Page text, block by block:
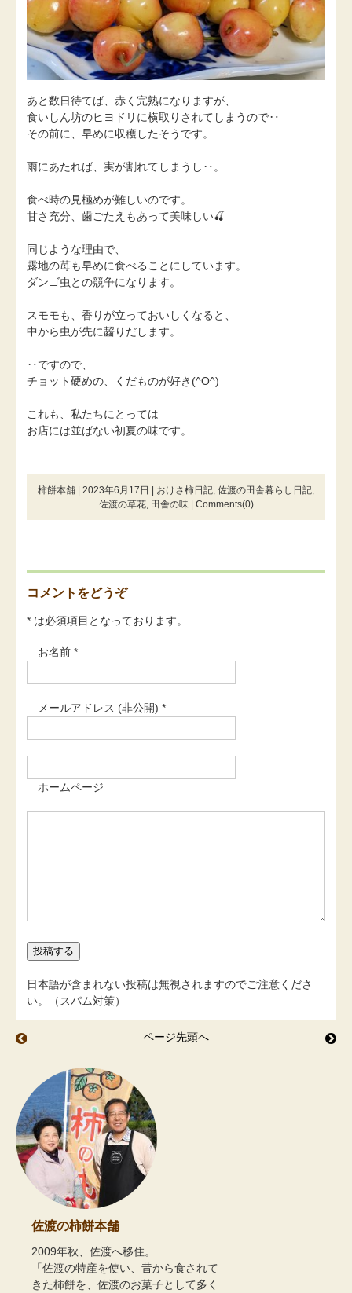
あと数日待てば、赤く完熟になりますが、
食いしん坊のヒヨドリに横取りされてしまうので‥
その前に、早めに収穫したそうです。
雨にあたれば、実が割れてしまうし‥。
食べ時の見極めが難しいのです。
甘さ充分、歯ごたえもあって美味しい🍒
同じような理由で、
露地の苺も早めに食べることにしています。
ダンゴ虫との競争になります。
スモモも、香りが立っておいしくなると、
中から虫が先に齧りだします。
‥ですので、
チョット硬めの、くだものが好き(^O^)
これも、私たちにとっては
お店には並ばない初夏の味です。
柿餅本舗 | 2023年6月17日 | おけさ柿日記 佐渡の田舎暮らし日記
佐渡の草花, 田舎の味| Comments(0)
コメントをどうぞ
* は必須項目となっております。
お名前 *
メールアドレス (非公開) *
ホームページ
日本語が含まれない投稿は無視されますのでご注意くださ
い。（スパム対策）
ページ先頭へ
佐渡の柿餅本舗
2009年秋、佐渡へ移住。
「佐渡の特産を使い、昔から食されて
きた柿餅を、佐渡のお菓子として多く